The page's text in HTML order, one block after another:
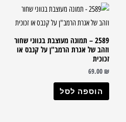
2589 – תמונה מעוצבת בגווני שחור
וזהב של אגרת הרמב"ן על קנבס או
זכוכית
69.00₪
הוספה לסל